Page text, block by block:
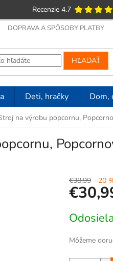
Recenzie 4.7
DOPRAVA A SPÔSOBY PLATBY
HĽADAŤ
Deti, hračky Dom,
na výrobu popcornu,
€38,99 –20
cena:
Môžeme